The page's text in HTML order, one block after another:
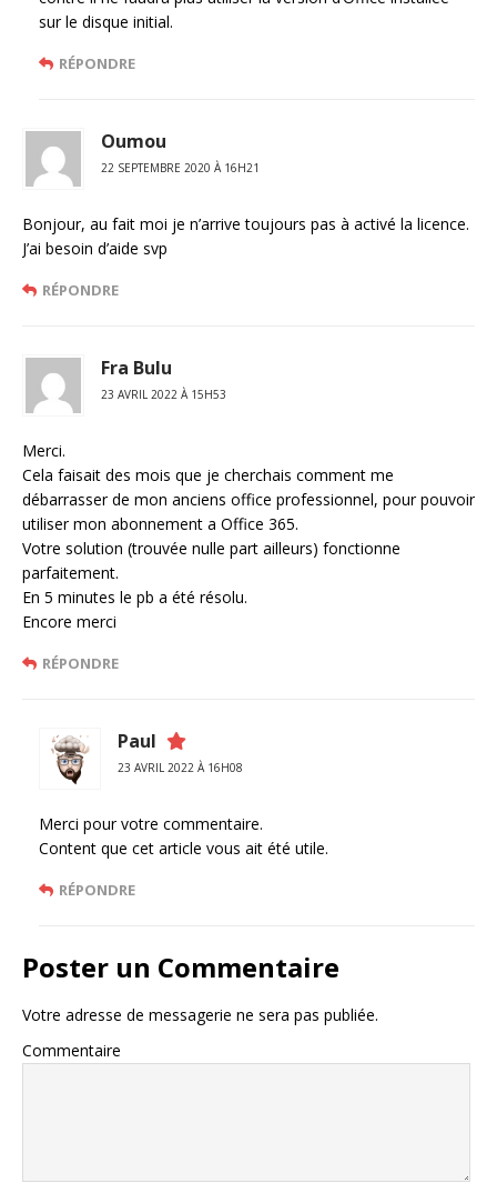
sur le disque initial.
RÉPONDRE
Oumou
22 SEPTEMBRE 2020 À 16H21
Bonjour, au fait moi je n’arrive toujours pas à activé la licence.
J’ai besoin d’aide svp
RÉPONDRE
Fra Bulu
23 AVRIL 2022 À 15H53
Merci.
Cela faisait des mois que je cherchais comment me
débarrasser de mon anciens office professionnel, pour pouvoir
utiliser mon abonnement a Office 365.
Votre solution (trouvée nulle part ailleurs) fonctionne
parfaitement.
En 5 minutes le pb a été résolu.
Encore merci
RÉPONDRE
Paul
23 AVRIL 2022 À 16H08
Merci pour votre commentaire.
Content que cet article vous ait été utile.
RÉPONDRE
Poster un Commentaire
Votre adresse de messagerie ne sera pas publiée.
Commentaire